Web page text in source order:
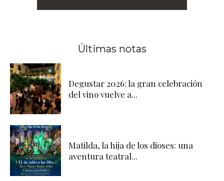
Últimas notas
Degustar 2026: la gran celebración
del vino vuelve a...
Matilda, la hija de los dioses: una
aventura teatral...